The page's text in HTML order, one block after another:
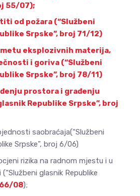
55/07);
od požara (“Službeni
Srpske”, broj 71/12)
eksplozivnih materija,
i goriva (“Službeni
Srpske”, broj 78/11)
prostora i građenju
Republike Srpske”, broj
saobraćaja(“Službeni
Srpske”, broj 6/06)
rizika na radnom mjestu i u
glasnik Republike
66/08);